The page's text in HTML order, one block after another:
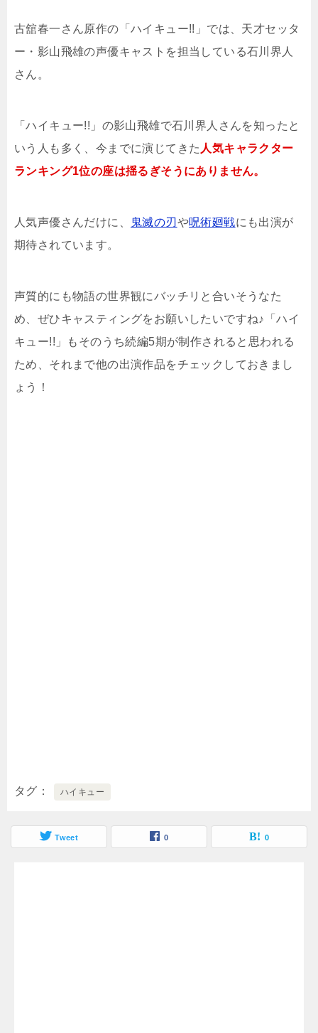
古舘春一さん原作の「ハイキュー!!」では、天才セッタ
ー・影山飛雄の声優キャストを担当している石川界人
さん。
「ハイキュー!!」の影山飛雄で石川界人さんを知ったと
いう人も多く、今までに演じてきた 人気キャラクター
ランキング1位の座は揺るぎそうにありません。
人気声優さんだけに、 鬼滅の刃 や呪術廻戦にも出演が
期待されています。
声質的にも物語の世界観にバッチリと合いそうなた
め、ぜひキャスティングをお願いしたいですね♪「ハイ
キュー!!」もそのうち続編5期が制作されると思われる
ため、それまで他の出演作品をチェックしておきまし
ょう！
タグ ハイキュー
Tweet 0 0